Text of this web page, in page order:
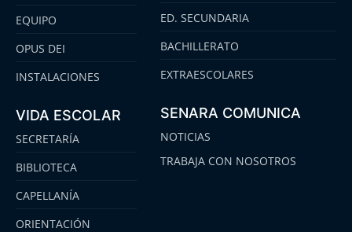
EQUIPO
OPUS DEI
INSTALACIONES
VIDA ESCOLAR
SECRETARÍA
BIBLIOTECA
CAPELLANÍA
ORIENTACIÓN
ED. SECUNDARIA
BACHILLERATO
EXTRAESCOLARES
SENARA COMUNICA
NOTICIAS
TRABAJA CON NOSOTROS